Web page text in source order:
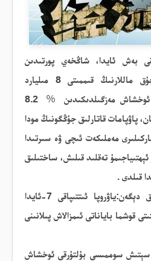
بەش ئايدا، شاڭخەي پورتىدىن
ئېكسپورت قىلىنغان ئويۇنچۇق ماللارنىڭ قىممىتى 8 مىليارد
مەزگىلدىكىدىن
％
پاۋپامات قاتارلىق جۇڭگونىڭ مودا
مەملىكەت ئىچى ۋە سىرتىدا
تەقلىد قىلىش، ساختىلىق
قىلدى .
دېگەن
:ياۋروپا ئىتتىپاقى 7-ئايدا
قوشما باياناتى ئىمزالاش پىلانىنى
پارچە سېتىش سوممىسى بۇلتۇرقى ئوخشاش